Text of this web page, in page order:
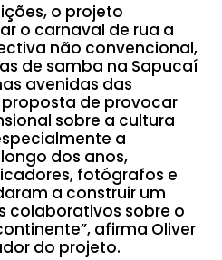
o projeto
o carnaval de rua a
não convencional,
de samba na Sapucaí
avenidas das
proposta de provocar
sobre a cultura
a
dos anos,
fotógrafos e
a construir um
colaborativos sobre o
afirma Oliver
do projeto.